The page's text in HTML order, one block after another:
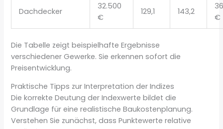
Dachdecker
32.500
€
129,1 143,2
€
Die Tabelle zeigt beispielhafte Ergebnisse
verschiedener Gewerke. Sie erkennen sofort die
Preisentwicklung.
Praktische Tipps zur Interpretation der Indizes
Die korrekte Deutung der Indexwerte bildet die
Grundlage für eine realistische Baukostenplanung.
Verstehen Sie zunächst, dass Punktewerte relative